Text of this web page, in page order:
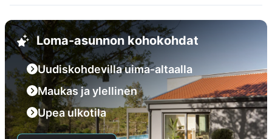
Loma-asunnon kohokohdat
Uudiskohdevilla uima-altaalla
Maukas ja ylellinen
Upea ulkotila